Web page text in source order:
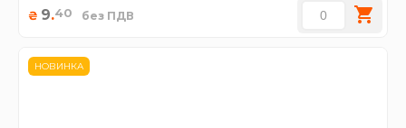
₴ 9.40 без ПДВ
НОВИНКА